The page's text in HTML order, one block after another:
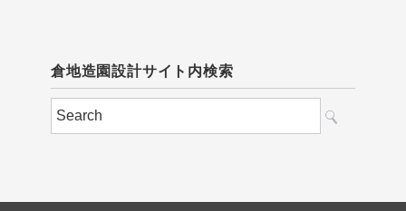
倉地造園設計サイト内検索